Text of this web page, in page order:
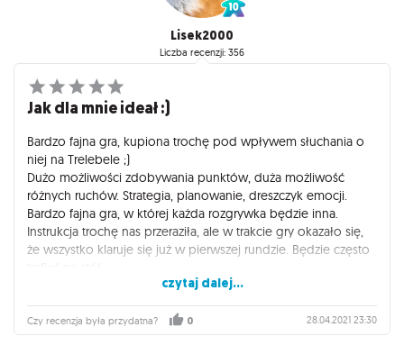
Lisek2000
Liczba recenzji: 356
Jak dla mnie ideał :)
Bardzo fajna gra, kupiona trochę pod wpływem słuchania o
niej na Trelebele ;)
Dużo możliwości zdobywania punktów, duża możliwość
różnych ruchów. Strategia, planowanie, dreszczyk emocji.
Bardzo fajna gra, w której każda rozgrywka będzie inna.
Instrukcja trochę nas przeraziła, ale w trakcie gry okazało się,
że wszystko klaruje się już w pierwszej rundzie. Będzie często
W wersji angielskiej nie obejdzie się bez znajomości języka,
ponieważ trzeba sobie przetłumaczyć umiejętności z kart.
czytaj dalej...
Czy recenzja była przydatna? 0 28.04.2021 23:30